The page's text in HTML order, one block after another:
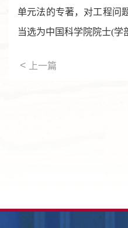
单元法的专著，对工程问
当选为中国科学院院士(学
< 上一篇